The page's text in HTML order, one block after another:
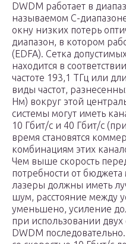
DWDM работает в
называемом C-
окну низких потерь
диапазон, в котором
(EDFA). Сетка
находится в
частоте 193,1 ТГц или
виды частот,
Нм) вокруг этой
системы могут иметь
10 Гбит/с и 40 Гбит/с
время становятся
комбинациям этих
Чем выше скорость
потребности от бюджета
лазеры должны иметь
шум, расстояние между
уменьшено, усиление
при использовании двух
DWDM